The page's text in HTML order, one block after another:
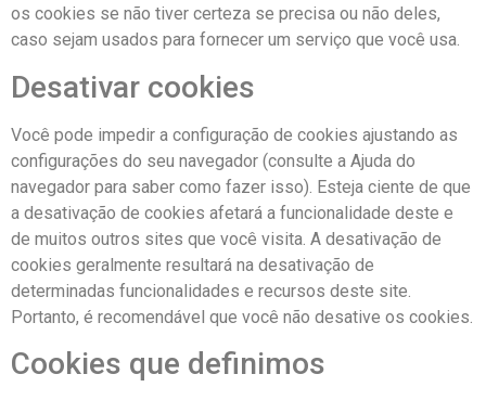
os cookies se não tiver certeza se precisa ou não deles,
caso sejam usados ​​para fornecer um serviço que você usa.
Desativar cookies
Você pode impedir a configuração de cookies ajustando as
configurações do seu navegador (consulte a Ajuda do
navegador para saber como fazer isso). Esteja ciente de que
a desativação de cookies afetará a funcionalidade deste e
de muitos outros sites que você visita. A desativação de
cookies geralmente resultará na desativação de
determinadas funcionalidades e recursos deste site.
Portanto, é recomendável que você não desative os cookies.
Cookies que definimos